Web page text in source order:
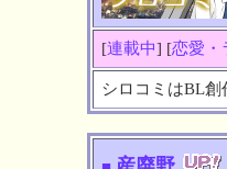
[連載中] [恋愛・
シロコミはBL創